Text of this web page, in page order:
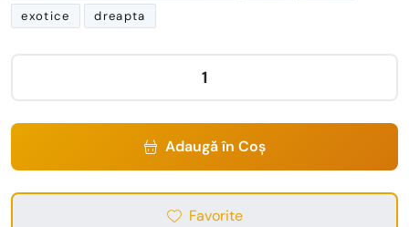
exotice
dreapta
Adaugă în Coș
Favorite